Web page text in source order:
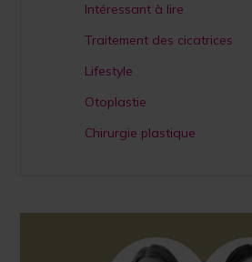
Intéressant à lire
Traitement des cicatrices
Lifestyle
Otoplastie
Chirurgie plastique